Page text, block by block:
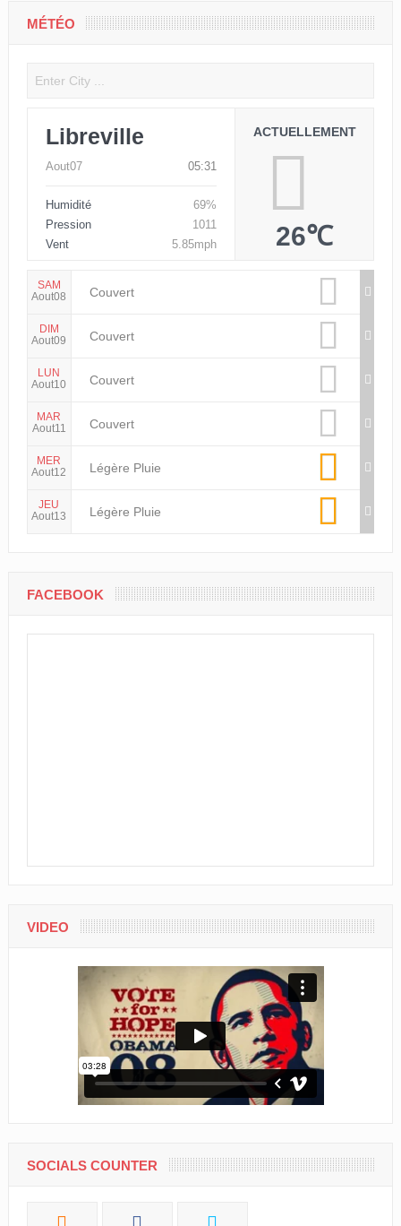
MÉTÉO
Libreville
Aout07 05:31
Humidité
69%
Pression
1011
Vent
5.85mph
ACTUELLEMENT
26℃
SAM
Aout08
Couvert
DIM
Aout09
Couvert
LUN
Aout10
Couvert
MAR
Aout11
Couvert
MER
Aout12
Légère Pluie
JEU
Aout13
Légère Pluie
FACEBOOK
VIDEO
SOCIALS COUNTER